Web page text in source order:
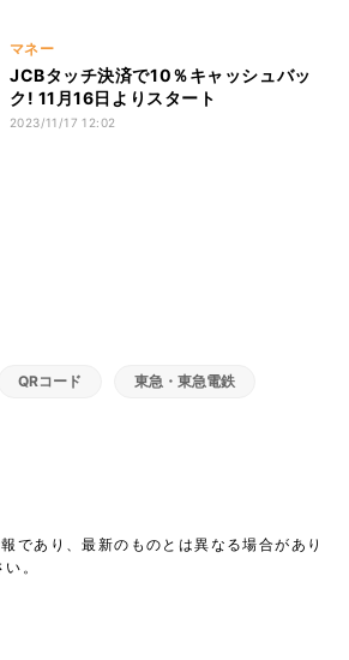
マネー
JCBタッチ決済で10％キャッシュバッ
ク! 11月16日よりスタート
2023/11/17 12:02
QRコード 東急・東急電鉄
であり、最新のものとは異なる場合があり
。